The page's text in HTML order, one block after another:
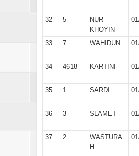
32
5
NUR
KHOYIN
33
7 WAHIDUN
34
4618 KARTINI
35
1 SARDI
36
3 SLAMET
37
2
WASTURA
H